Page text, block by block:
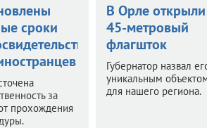
сроки
за
прохождения
В Орле открыли
45-метровый
флагшток
Губернатор назвал
уникальным
для нашего региона.